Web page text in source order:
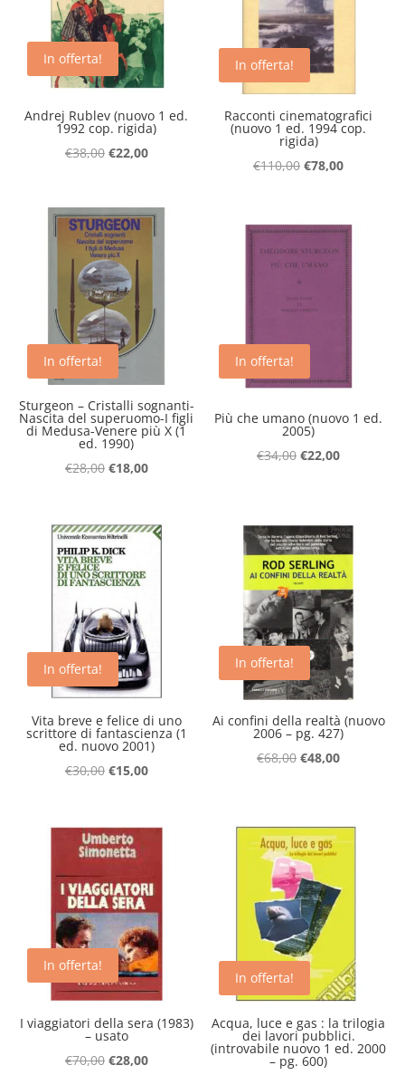
In offerta!
Andrej Rublev (nuovo 1 ed.
1992 cop. rigida)
€38,00 Il
era:
€38,00.
€22,00Il
è:
In offerta!
Racconti cinematografici
(nuovo 1 ed. 1994 cop.
rigida)
€110,00 Il
era:
€110,00.
€78,00Il
è:
€78,00.
In offerta!
Sturgeon – Cristalli sognanti-
Nascita del superuomo-I figli
di Medusa-Venere più X (1
ed. 1990)
€28,00 Il
era:
€28,00.
€18,00Il
è:
In offerta!
Più che umano (nuovo 1 ed.
2005)
€34,00 Il
era:
€34,00.
€22,00Il
è:
€22,00.
In offerta!
Vita breve e felice di uno
scrittore di fantascienza (1
ed. nuovo 2001)
€30,00 Il
era:
€30,00.
€15,00Il
In offerta!
Ai confini della realtà (nuovo
2006 – pg. 427)
€68,00 Il
era:
€68,00.
€48,00Il
è:
In offerta!
I viaggiatori della sera (1983)
– usato
€70,00 Il
€28,00Il
In offerta!
Acqua, luce e gas : la trilogia
dei lavori pubblici.
(introvabile nuovo 1 ed. 2000
– pg. 600)